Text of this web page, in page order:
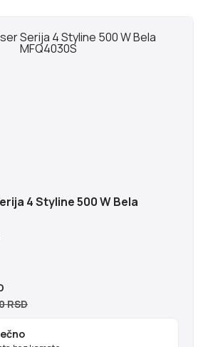
4 Styline 500 W Bela
RSD